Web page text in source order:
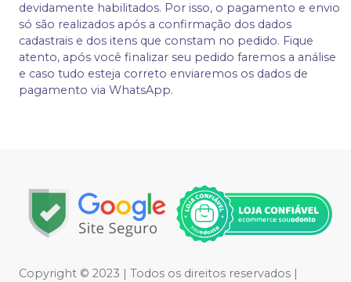
devidamente habilitados. Por isso, o pagamento e envio
só são realizados após a confirmação dos dados
cadastrais e dos itens que constam no pedido. Fique
atento, após você finalizar seu pedido faremos a análise
e caso tudo esteja correto enviaremos os dados de
pagamento via WhatsApp.
Copyright © 2023 | Todos os direitos reservados |